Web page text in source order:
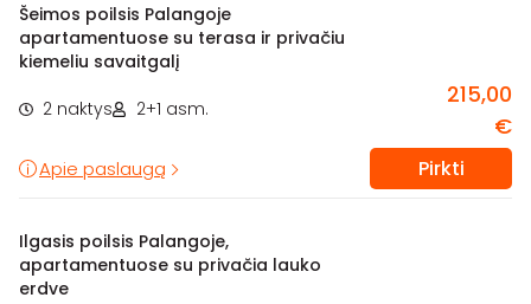
Šeimos poilsis Palangoje
apartamentuose su terasa ir privačiu
kiemeliu savaitgalį
2 naktys 2+1 asm.
215,00
€
Apie paslaugą Pirkti
Ilgasis poilsis Palangoje,
apartamentuose su privačia lauko
erdve